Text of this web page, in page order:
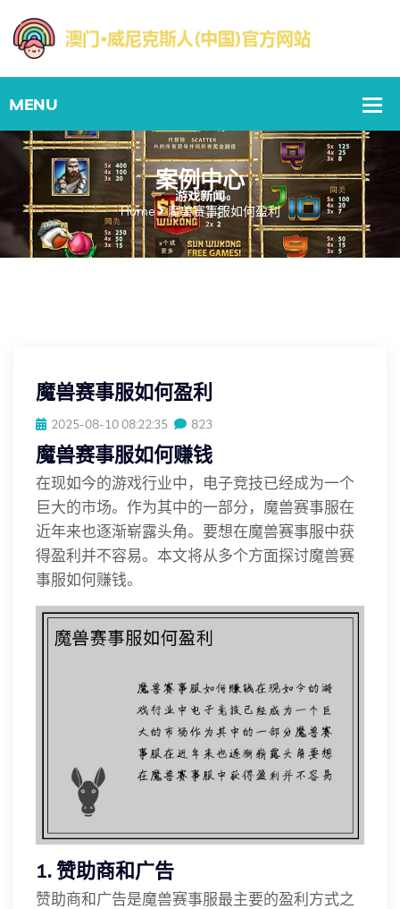
案例中心
Home 魔兽赛事服如何盈利
魔兽赛事服如何盈利
2025-08-10 08:22:35 823
魔兽赛事服如何赚钱
在现如今的游戏行业中，电子竞技已经成为一个
巨大的市场。作为其中的一部分，魔兽赛事服在
近年来也逐渐崭露头角。要想在魔兽赛事服中获
得盈利并不容易。本文将从多个方面探讨魔兽赛
事服如何赚钱。
1. 赞助商和广告
赞助商和广告是魔兽赛事服最主要的盈利方式之